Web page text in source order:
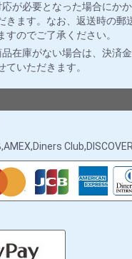
が必要となった場合にか
きます。なお、返送時の郵
すのでご了承ください。
在庫がない場合は、決済
ていただきます。
Club,DISCOVER